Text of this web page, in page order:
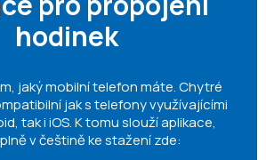
hodinek
jaký mobilní telefon máte. Chytré
jak s telefony využívajícími
tak i iOS. K tomu slouží aplikace,
v češtině ke stažení zde: